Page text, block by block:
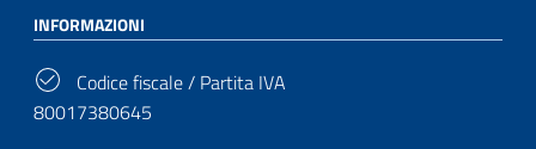
INFORMAZIONI
Codice fiscale / Partita IVA
80017380645